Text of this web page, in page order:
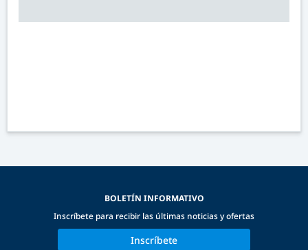
BOLETÍN INFORMATIVO
Inscríbete para recibir las últimas noticias y ofertas
Inscríbete